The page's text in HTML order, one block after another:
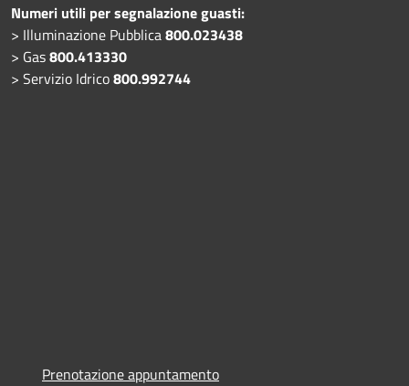
Numeri utili per segnalazione guasti:
> Illuminazione Pubblica800.023438
> Gas800.413330
> Servizio Idrico800.992744
Prenotazione appuntamento